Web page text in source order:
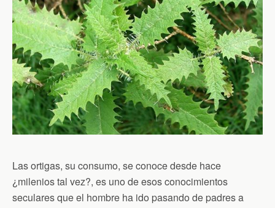
Las ortigas, su consumo, se conoce desde hace
¿milenios tal vez?, es uno de esos conocimientos
seculares que el hombre ha ido pasando de padres a